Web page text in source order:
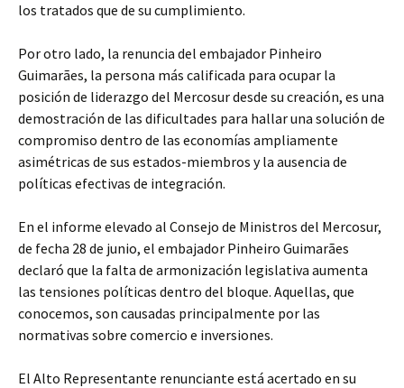
los tratados que de su cumplimiento.
Por otro lado, la renuncia del embajador Pinheiro
Guimarães, la persona más calificada para ocupar la
posición de liderazgo del Mercosur desde su creación, es una
demostración de las dificultades para hallar una solución de
compromiso dentro de las economías ampliamente
asimétricas de sus estados-miembros y la ausencia de
políticas efectivas de integración.
En el informe elevado al Consejo de Ministros del Mercosur,
de fecha 28 de junio, el embajador Pinheiro Guimarães
declaró que la falta de armonización legislativa aumenta
las tensiones políticas dentro del bloque. Aquellas, que
conocemos, son causadas principalmente por las
normativas sobre comercio e inversiones.
El Alto Representante renunciante está acertado en su